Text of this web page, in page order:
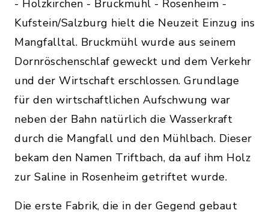
- Holzkirchen - Bruckmühl - Rosenheim -
Kufstein/Salzburg hielt die Neuzeit Einzug ins
Mangfalltal. Bruckmühl wurde aus seinem
Dornrös­chenschlaf geweckt und dem Verkehr
und der Wirtschaft erschlossen. Grundlage
für den wirtschaftlichen Aufschwung war
neben der Bahn natürlich die Wasserkraft
durch die Mangfall und den Mühlbach. Dieser
bekam den Namen Triftbach, da auf ihm Holz
zur Saline in Rosenheim getriftet wurde.
Die erste Fabrik, die in der Gegend gebaut